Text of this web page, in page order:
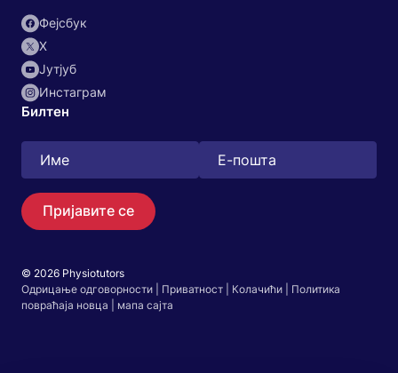
Pretraga
EN
Фејсбук
X
Јутјуб
Инстаграм
Билтен
Пријавите се
© 2026 Physiotutors
Одрицање одговорности
Приватност Колачићи
Политика
повраћаја новца
мапа сајта